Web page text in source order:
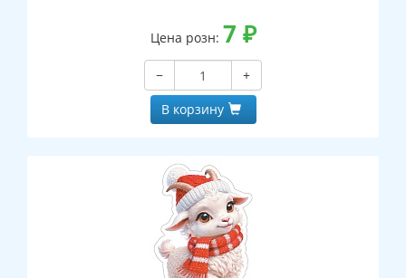
Цена розн: 7 ₽
−
+
В корзину